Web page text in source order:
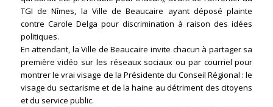
TGI de Nîmes, la Ville de Beaucaire ayant déposé plainte
contre Carole Delga pour discrimination à raison des idées
politiques.
En attendant, la Ville de Beaucaire invite chacun à partager sa
première vidéo sur les réseaux sociaux ou par courriel pour
montrer le vrai visage de la Présidente du Conseil Régional : le
visage du sectarisme et de la haine au détriment des citoyens
et du service public.